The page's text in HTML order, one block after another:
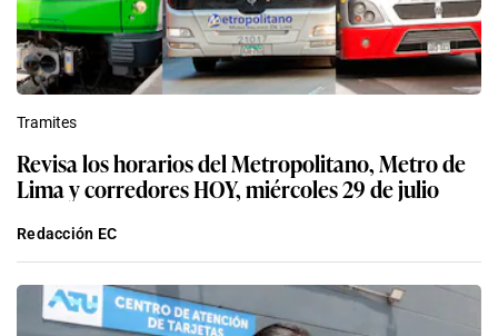
Tramites
Revisa los horarios del Metropolitano, Metro de
Lima y corredores HOY, miércoles 29 de julio
Redacción EC